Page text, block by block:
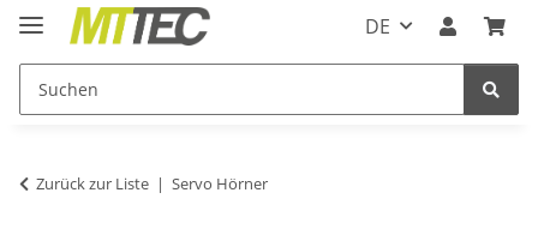
DE
Zurück zur Liste Servo Hörner